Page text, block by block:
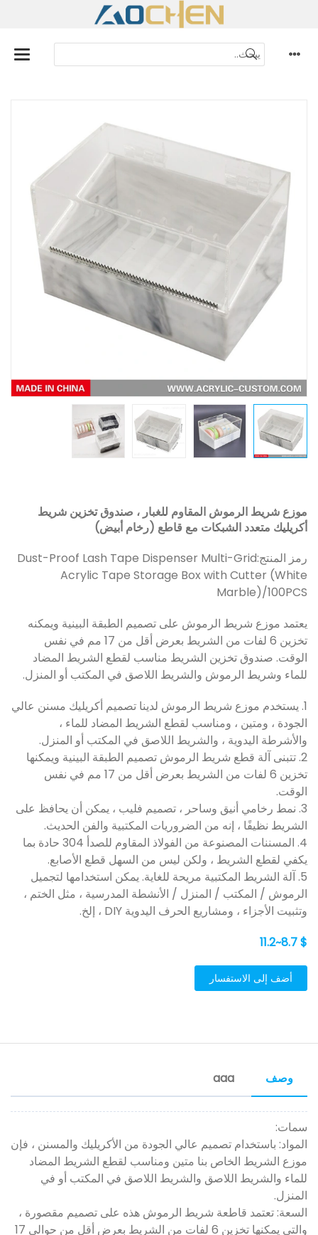
موزع شريط الرموش المقاوم للغبار ، صندوق تخزين شريط
أكريليك متعدد الشبكات مع قاطع (رخام أبيض)
رمز المنتج:Dust-Proof Lash Tape Dispenser Multi-Grid
Acrylic Tape Storage Box with Cutter (White
Marble)/100PCS
يعتمد موزع شريط الرموش على تصميم الطبقة البينية ويمكنه
تخزين 6 لفات من الشريط بعرض أقل من 17 مم في نفس
الوقت. صندوق تخزين الشريط مناسب لقطع الشريط المضاد
للماء وشريط الرموش والشريط اللاصق في المكتب أو المنزل.
1. يستخدم موزع شريط الرموش لدينا تصميم أكريليك مسنن عالي
الجودة ، ومتين ، ومناسب لقطع الشريط المضاد للماء ،
والأشرطة اليدوية ، والشريط اللاصق في المكتب أو المنزل.
2. تتبنى آلة قطع شريط الرموش تصميم الطبقة البينية ويمكنها
تخزين 6 لفات من الشريط بعرض أقل من 17 مم في نفس
الوقت.
3. نمط رخامي أنيق وساحر ، تصميم فليب ، يمكن أن يحافظ على
الشريط نظيفًا ، إنه من الضروريات المكتبية والفن الحديث.
4. المسننات المصنوعة من الفولاذ المقاوم للصدأ 304 حادة بما
يكفي لقطع الشريط ، ولكن ليس من السهل قطع الأصابع.
5. آلة الشريط المكتبية مريحة للغاية. يمكن استخدامها لتجميل
الرموش / المكتب / المنزل / الأنشطة المدرسية ، مثل الختم ،
وتثبيت الأجزاء ، ومشاريع الحرف اليدوية DIY ، إلخ.
$ 8.7~11.2
أضف إلى الاستفسار
وصف aaa
سمات:
المواد: باستخدام تصميم عالي الجودة من الأكريليك والمسنن ، فإن
موزع الشريط الخاص بنا متين ومناسب لقطع الشريط المضاد
للماء والشريط اللاصق والشريط اللاصق في المكتب أو في
المنزل.
السعة: تعتمد قاطعة شريط الرموش هذه على تصميم مقصورة ،
والتي يمكنها تخزين 6 لفات من الشريط بعرض أقل من حوالي 17